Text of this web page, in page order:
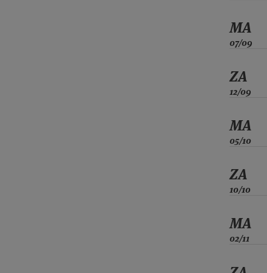
MA
07/09
ZA
12/09
MA
05/10
ZA
10/10
MA
02/11